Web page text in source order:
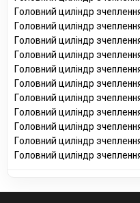
Головний циліндр
Головний циліндр
Головний циліндр
Головний циліндр
Головний циліндр
Головний циліндр
Головний циліндр
Головний циліндр
Головний циліндр
Головний циліндр
Головний циліндр